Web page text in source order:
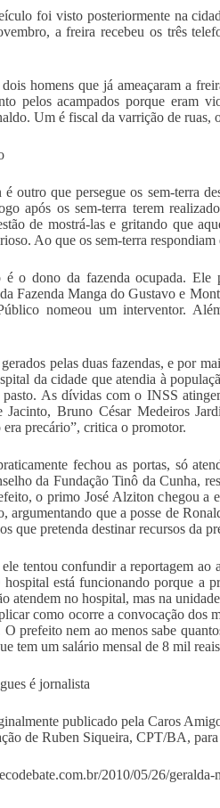
foi visto posteriormente na
a freira recebeu os três
homens que já ameaçaram a
pelos acampados porque eram
Um é fiscal da varrição de ruas,
é outro que persegue os sem-terra
após os sem-terra terem
de mostrá-las e gritando que
Ao que os sem-terra
o dono da fazenda ocupada. Ele
Fazenda Manga do Gustavo e
nomeou um interventor.
pelas duas fazendas, e por
da cidade que atendia à
As dívidas com o INSS
Jacinto, Bruno César Medeiros
era precário”, critica o promotor.
fechou as portas, só
da Fundação Tinô da Cunha,
o primo José Alziton chegou a
argumentando que a posse de
que pretenda destinar recursos da
tentou confundir a reportagem ao
está funcionando porque a
atendem no hospital, mas na
como ocorre a convocação dos
O prefeito nem ao menos sabe
tem um salário mensal de 8 mil
é jornalista
publicado pela Caros
de Ruben Siqueira, CPT/BA,
2010/05/26/